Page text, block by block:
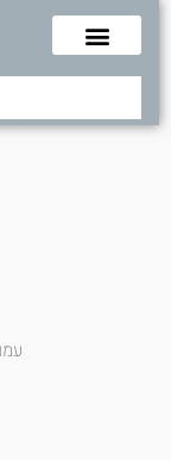
Search
Search Button